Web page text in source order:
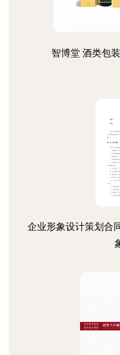
智博堂 酒类包
企业形象设计策划合